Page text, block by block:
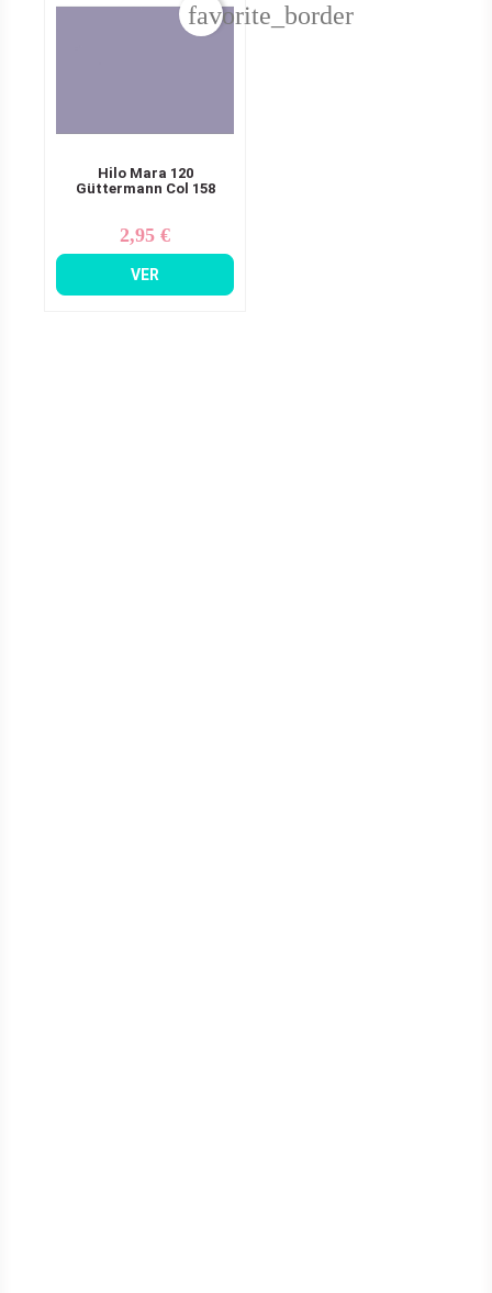
Hilo Mara 120
Güttermann Col 158
Precio
2,95 €
VER
favorite_border